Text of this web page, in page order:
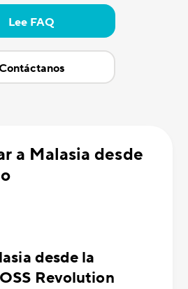
Lee FAQ
a Malasia desde
desde la
Revolution